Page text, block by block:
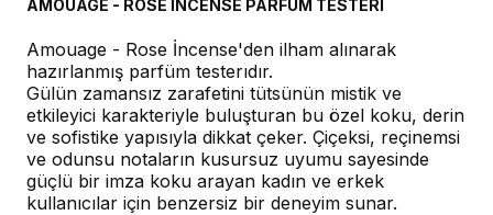
AMOUAGE - ROSE İNCENSE PARFÜM TESTERI
Amouage - Rose İncense'den ilham alınarak
hazırlanmış parfüm testerıdır.
Gülün zamansız zarafetini tütsünün mistik ve
etkileyici karakteriyle buluşturan bu özel koku, derin
ve sofistike yapısıyla dikkat çeker. Çiçeksi, reçinemsi
ve odunsu notaların kusursuz uyumu sayesinde
güçlü bir imza koku arayan kadın ve erkek
kullanıcılar için benzersiz bir deneyim sunar.